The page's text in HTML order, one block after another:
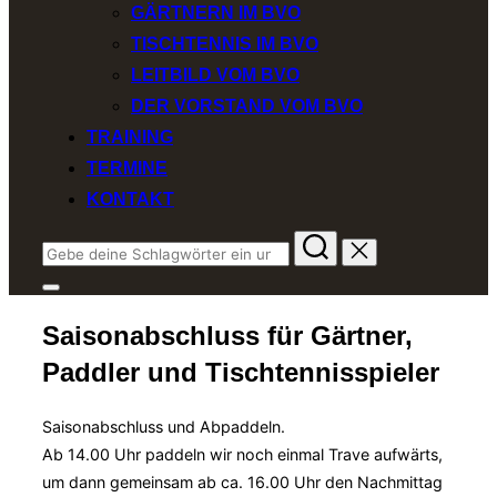
GÄRTNERN IM BVO
TISCHTENNIS IM BVO
LEITBILD VOM BVO
DER VORSTAND VOM BVO
TRAINING
TERMINE
KONTAKT
Suchen
nach:
Seitenleiste
Navigation
umschalten
Saisonabschluss für Gärtner,
Paddler und Tischtennisspieler
Saisonabschluss und Abpaddeln.
Ab 14.00 Uhr paddeln wir noch einmal Trave aufwärts,
um dann gemeinsam ab ca. 16.00 Uhr den Nachmittag